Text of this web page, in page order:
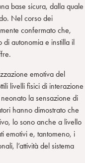
base sicura, dalla quale
Nel corso dei
confermato che,
di autonomia e instilla il
emotiva del
livelli fisici di interazione
la sensazione di
hanno dimostrato che
lo sono anche a livello
emotivi e, tantomeno, i
l’attività del sistema